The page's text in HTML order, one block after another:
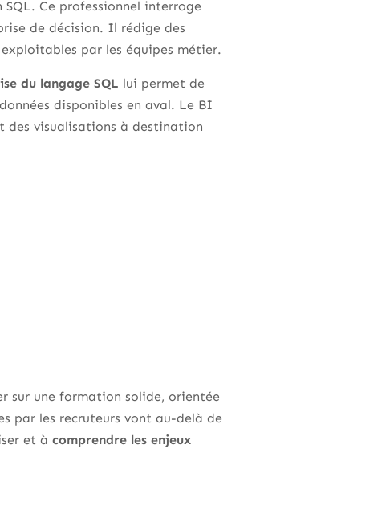
Ce professionnel interroge
de décision. Il rédige des
par les équipes métier.
du langage SQL lui permet de
disponibles en aval. Le BI
des visualisations à destination
sur une formation solide, orientée
par les recruteurs vont au-delà de
et à comprendre les enjeux